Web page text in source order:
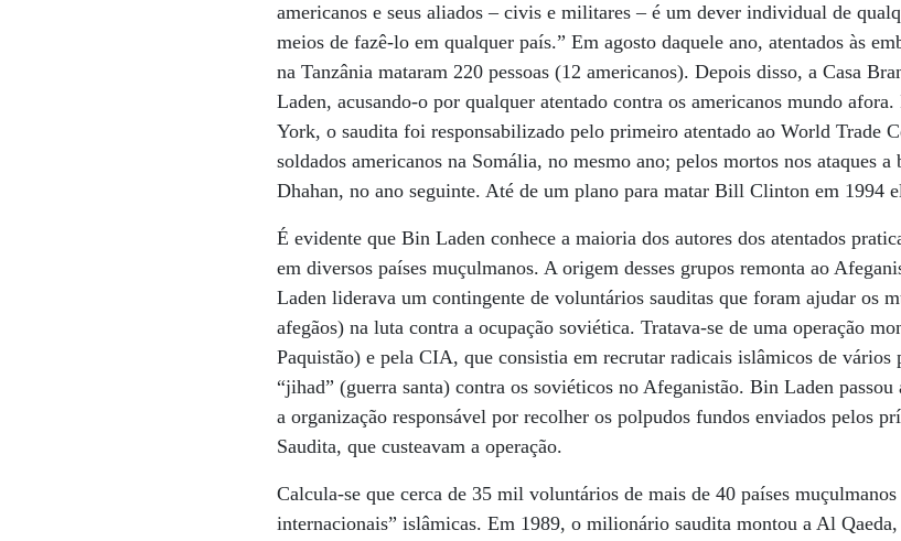
americanos e seus aliados – civis e militares – é um dever individual de
meios de fazê-lo em qualquer país.” Em agosto daquele ano, atentados às
na Tanzânia mataram 220 pessoas (12 americanos). Depois disso, a Casa
Laden, acusando-o por qualquer atentado contra os americanos mundo
York, o saudita foi responsabilizado pelo primeiro atentado ao World Trade
soldados americanos na Somália, no mesmo ano; pelos mortos nos ataques
Dhahan, no ano seguinte. Até de um plano para matar Bill Clinton em 1994
É evidente que Bin Laden conhece a maioria dos autores dos atentados
em diversos países muçulmanos. A origem desses grupos remonta ao
Laden liderava um contingente de voluntários sauditas que foram ajudar os
afegãos) na luta contra a ocupação soviética. Tratava-se de uma operação
Paquistão) e pela CIA, que consistia em recrutar radicais islâmicos de vários
“jihad” (guerra santa) contra os soviéticos no Afeganistão. Bin Laden
a organização responsável por recolher os polpudos fundos enviados pelos
Saudita, que custeavam a operação.
Calcula-se que cerca de 35 mil voluntários de mais de 40 países
internacionais” islâmicas. Em 1989, o milionário saudita montou a Al